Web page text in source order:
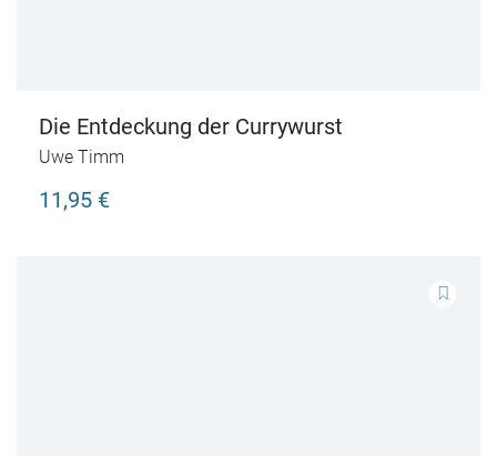
Die Entdeckung der Currywurst
Uwe Timm
11,95 €